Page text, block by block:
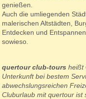
genießen.
Auch die umliegenden
malerischen Altstädten,
Entdecken und
sowieso.
quertour club-tours heißt
Unterkunft bei bestem
abwechslungsreichen
Cluburlaub mit quertour ist